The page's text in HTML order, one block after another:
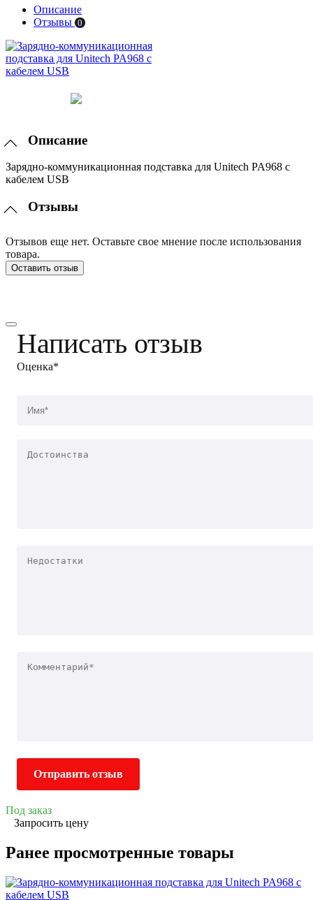
Описание
Отзывы 0
Описание
Зарядно-коммуникационная подставка для Unitech PA968 с
кабелем USB
Отзывы
Отзывов еще нет. Оставьте свое мнение после использования
товара.
Оставить отзыв
Написать отзыв
Оценка*
Отправить отзыв
Под заказ
Запросить цену
Ранее просмотренные товары